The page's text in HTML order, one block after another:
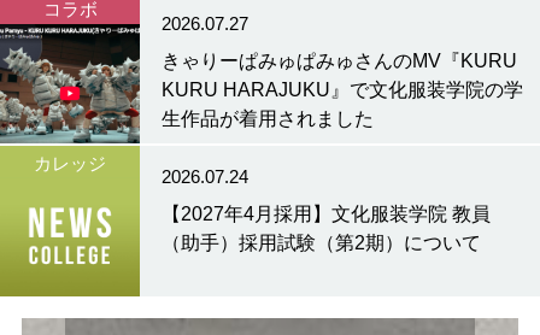
コラボ
2026.07.27
きゃりーぱみゅぱみゅさんのMV『KURU
KURU HARAJUKU』で文化服装学院の学
生作品が着用されました
カレッジ
2026.07.24
【2027年4月採用】文化服装学院 教員
（助手）採用試験（第2期）について